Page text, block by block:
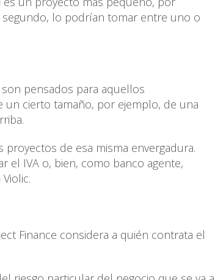
lo podrían tomar entre uno o
pensados para aquellos
cierto tamaño, por ejemplo, de una
de esa misma envergadura.
el IVA o, bien, como banco agente,
Finance considera a quién contrata el